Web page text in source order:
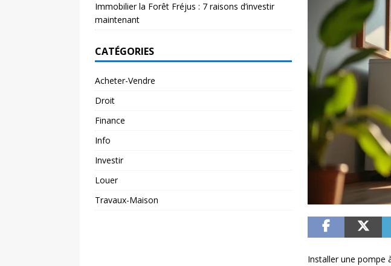
Installer une pompe
Immobilier la Forêt Fréjus : 7 raisons d’investir
maintenant
CATÉGORIES
Acheter-Vendre
Droit
Finance
Info
Investir
Louer
Travaux-Maison